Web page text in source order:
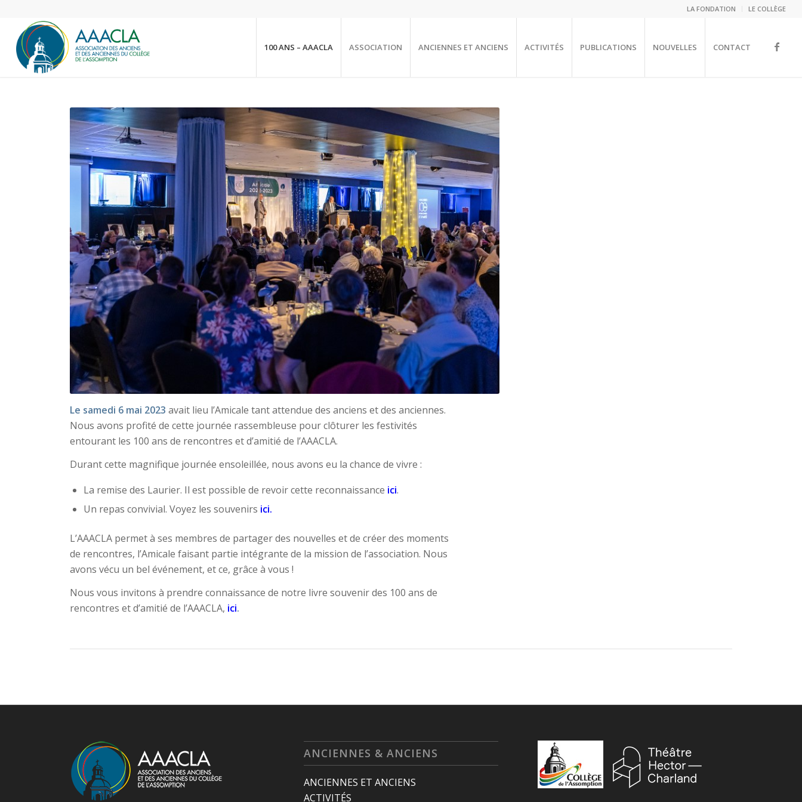
LA FONDATION LE COLLÈGE
100 ANS – AAACLA ASSOCIATION ANCIENNES ET ANCIENS ACTIVITÉS PUBLICATIONS NOUVELLES CONTACT
Le samedi 6 mai 2023 avait lieu l’Amicale tant attendue des anciens et des anciennes.
Nous avons profité de cette journée rassembleuse pour clôturer les festivités
entourant les 100 ans de rencontres et d’amitié de l’AAACLA.
Durant cette magnifique journée ensoleillée, nous avons eu la chance de vivre :
La remise des Laurier. Il est possible de revoir cette reconnaissance ici.
Un repas convivial. Voyez les souvenirs ici.
L’AAACLA permet à ses membres de partager des nouvelles et de créer des moments
de rencontres, l’Amicale faisant partie intégrante de la mission de l’association. Nous
avons vécu un bel événement, et ce, grâce à vous !
Nous vous invitons à prendre connaissance de notre livre souvenir des 100 ans de
rencontres et d’amitié de l’AAACLA, ici.
ANCIENNES & ANCIENS
ANCIENNES ET ANCIENS
ACTIVITÉS